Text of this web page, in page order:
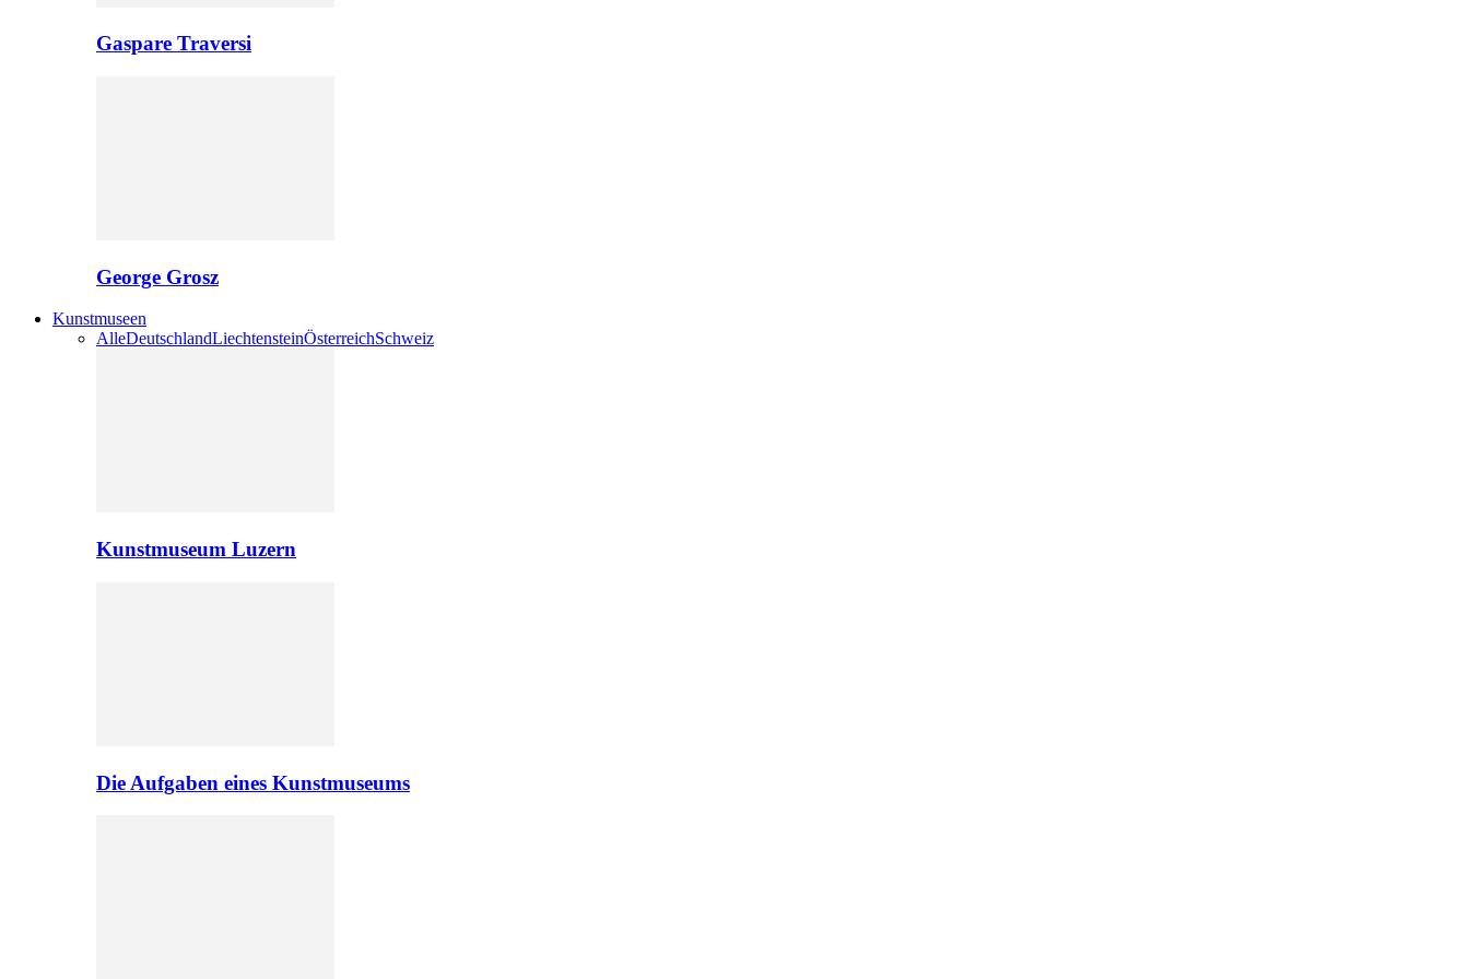
Gaspare Traversi
George Grosz
Kunstmuseen
AlleDeutschlandLiechtensteinÖsterreichSchweiz
Kunstmuseum Luzern
Die Aufgaben eines Kunstmuseums